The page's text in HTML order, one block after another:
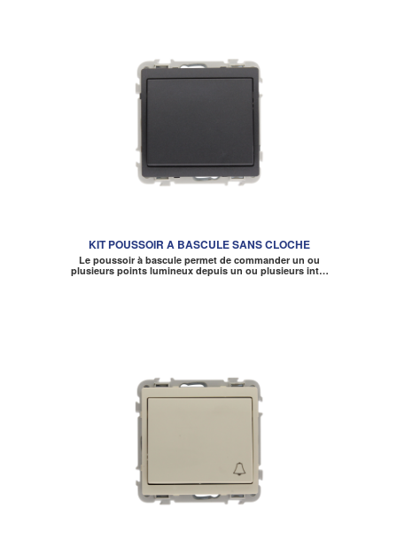
KIT POUSSOIR A BASCULE SANS CLOCHE
Le poussoir à bascule permet de commander un ou
plusieurs points lumineux depuis un ou plusieurs int…